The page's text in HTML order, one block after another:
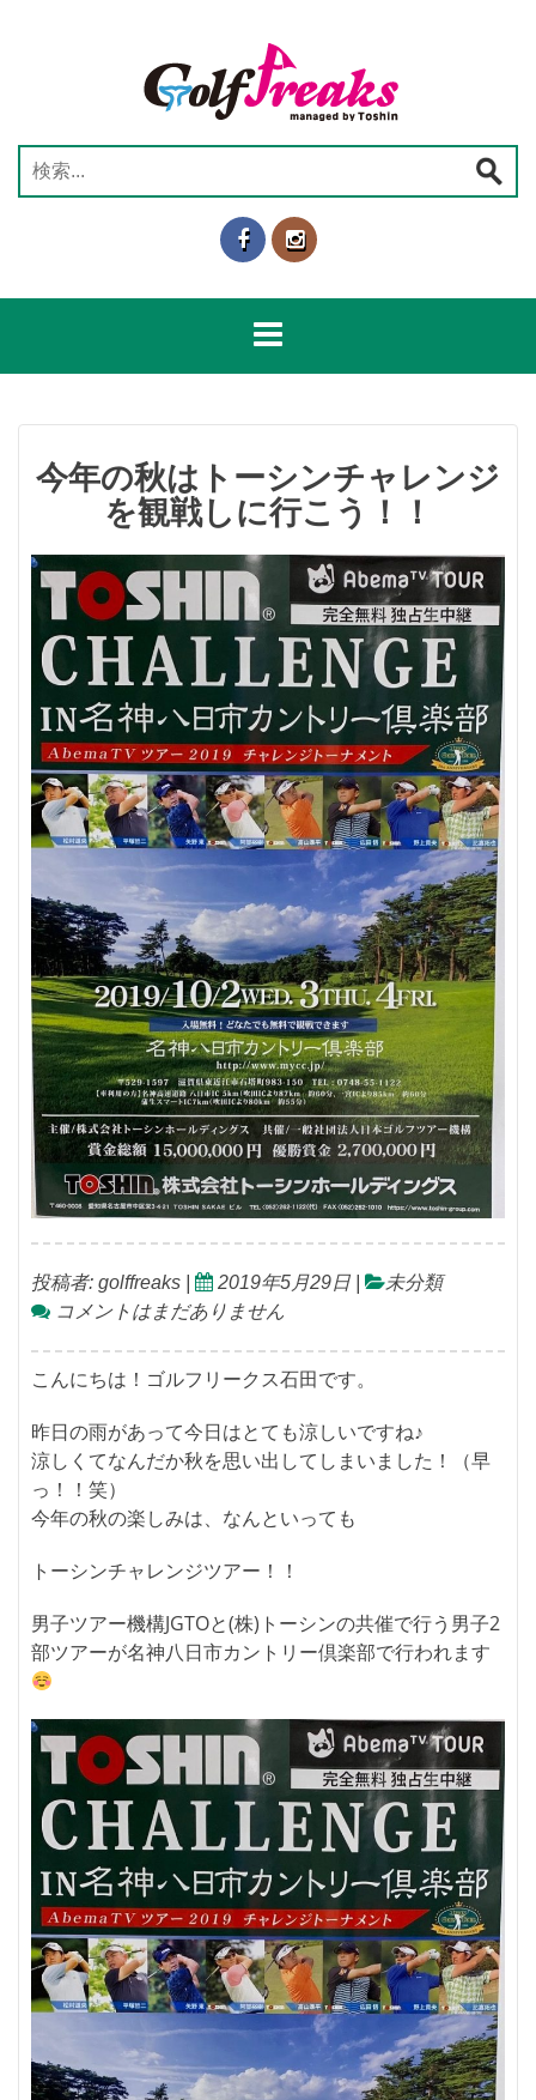
検
索:
今年の秋はトーシンチャレンジ
を観戦しに行こう！！
投稿者: golffreaks 2019年5月29日
未分類
コメントはまだありません
こんにちは！ゴルフリークス石田です。
昨日の雨があって今日はとても涼しいですね♪
涼しくてなんだか秋を思い出してしまいました！（早
っ！！笑）
今年の秋の楽しみは、なんといっても
トーシンチャレンジツアー！！
男子ツアー機構JGTOと(株)トーシンの共催で行う男子2
部ツアーが名神八日市カントリー倶楽部で行われます